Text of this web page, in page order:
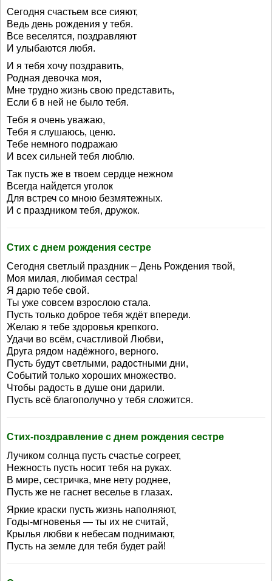
Сегодня счастьем все сияют,
Ведь день рождения у тебя.
Все веселятся, поздравляют
И улыбаются любя.
И я тебя хочу поздравить,
Родная девочка моя,
Мне трудно жизнь свою представить,
Если б в ней не было тебя.
Тебя я очень уважаю,
Тебя я слушаюсь, ценю.
Тебе немного подражаю
И всех сильней тебя люблю.
Так пусть же в твоем сердце нежном
Всегда найдется уголок
Для встреч со мною безмятежных.
И с праздником тебя, дружок.
Стих с днем рождения сестре
Сегодня светлый праздник – День Рождения твой,
Моя милая, любимая сестра!
Я дарю тебе свой.
Ты уже совсем взрослою стала.
Пусть только доброе тебя ждёт впереди.
Желаю я тебе здоровья крепкого.
Удачи во всём, счастливой Любви,
Друга рядом надёжного, верного.
Пусть будут светлыми, радостными дни,
Событий только хороших множество.
Чтобы радость в душе они дарили.
Пусть всё благополучно у тебя сложится.
Стих-поздравление с днем рождения сестре
Лучиком солнца пусть счастье согреет,
Нежность пусть носит тебя на руках.
В мире, сестричка, мне нету роднее,
Пусть же не гаснет веселье в глазах.
Яркие краски пусть жизнь наполняют,
Годы-мгновенья — ты их не считай,
Крылья любви к небесам поднимают,
Пусть на земле для тебя будет рай!